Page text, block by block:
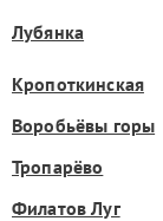
Лубянка
Кропоткинская
Воробьёвы горы
Тропарёво
Филатов Луг